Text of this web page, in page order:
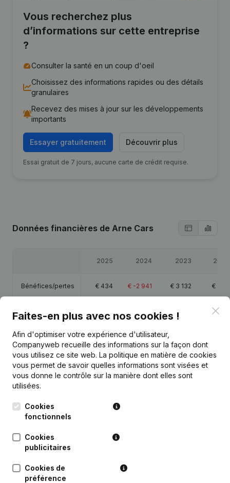
Vous recherchez plus
d’informations sur cette entreprise
?
Consulter la santé en un coup d'oeil
Choisissez des informations rapides ou des détails
granulaires
Recevez des mises à jour sur les développements
importants
Essayer gratuitement Découvrir plus
Essai gratuit de 7 jours, aucune carte de crédit requise.
Données financières de Arne Cars
2025 2024 2023 2022
Bénéfices/pertes € 434 € -2 941 € 3 132 €
Capitaux propres 89 843 86 711
Marge brute €14 993 € 5 935 €
Faites-en plus avec nos cookies !
Afin d'optimiser votre expérience d'utilisateur,
Companyweb recueille des informations sur la façon dont
vous utilisez ce site web. La politique en matière de cookies
vous permet de savoir quelles informations sont visées et
vous donne le contrôle sur la manière dont elles sont
utilisées.
Cookies
fonctionnels
Cookies
publicitaires
Cookies de
préférence